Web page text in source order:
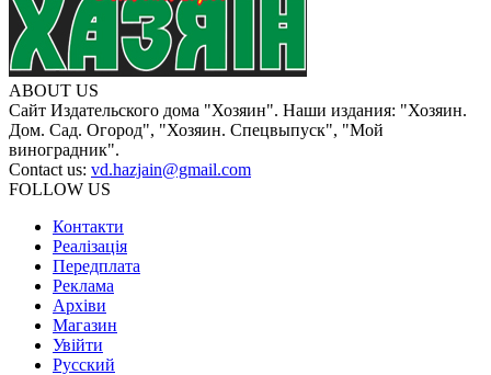
ABOUT US
Сайт Издательского дома "Хозяин". Наши издания: "Хозяин.
Дом. Сад. Огород", "Хозяин. Спецвыпуск", "Мой
виноградник".
Contact us: vd.hazjain@gmail.com
FOLLOW US
Контакти
Реалізація
Передплата
Реклама
Архіви
Магазин
Увійти
Русский